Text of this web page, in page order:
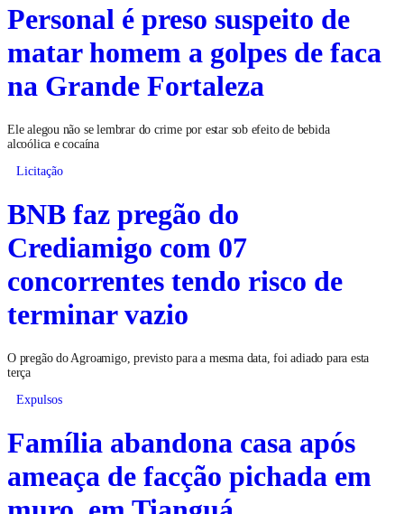
Personal é preso suspeito de
matar homem a golpes de faca
na Grande Fortaleza
Ele alegou não se lembrar do crime por estar sob efeito de bebida
alcoólica e cocaína
Licitação
BNB faz pregão do
Crediamigo com 07
concorrentes tendo risco de
terminar vazio
O pregão do Agroamigo, previsto para a mesma data, foi adiado para esta
terça
Expulsos
Família abandona casa após
ameaça de facção pichada em